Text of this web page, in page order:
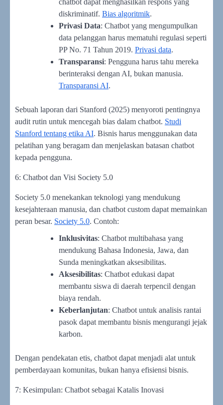
chatbot dapat menghasilkan respons yang
diskriminatif. Bias algoritmik.
Privasi Data: Chatbot yang mengumpulkan
data pelanggan harus mematuhi regulasi seperti
PP No. 71 Tahun 2019. Privasi data.
Transparansi: Pengguna harus tahu mereka
berinteraksi dengan AI, bukan manusia.
Transparansi AI.
Sebuah laporan dari Stanford (2025) menyoroti pentingnya
audit rutin untuk mencegah bias dalam chatbot. Studi
Stanford tentang etika AI. Bisnis harus menggunakan data
pelatihan yang beragam dan menjelaskan batasan chatbot
kepada pengguna.
6: Chatbot dan Visi Society 5.0
Society 5.0 menekankan teknologi yang mendukung
kesejahteraan manusia, dan chatbot custom dapat memainkan
peran besar. Society 5.0. Contoh:
Inklusivitas: Chatbot multibahasa yang
mendukung Bahasa Indonesia, Jawa, dan
Sunda meningkatkan aksesibilitas.
Aksesibilitas: Chatbot edukasi dapat
membantu siswa di daerah terpencil dengan
biaya rendah.
Keberlanjutan: Chatbot untuk analisis rantai
pasok dapat membantu bisnis mengurangi jejak
karbon.
Dengan pendekatan etis, chatbot dapat menjadi alat untuk
pemberdayaan komunitas, bukan hanya efisiensi bisnis.
7: Kesimpulan: Chatbot sebagai Katalis Inovasi